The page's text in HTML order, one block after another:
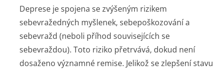
Deprese je spojena se zvýšeným rizikem
sebevražedných myšlenek, sebepoškozování a
sebevražd (neboli příhod souvisejících se
sebevraždou). Toto riziko přetrvává, dokud není
dosaženo významné remise. Jelikož se zlepšení stavu